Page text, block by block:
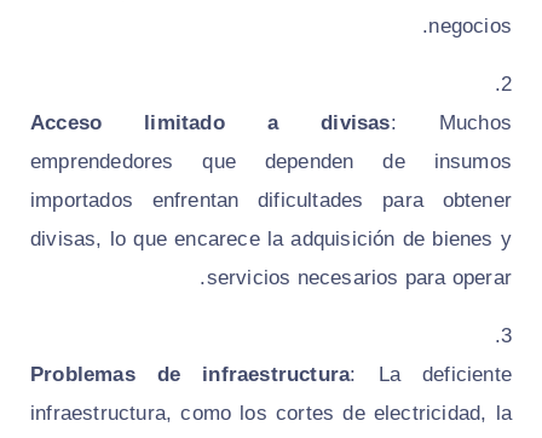
negocios.
Acceso limitado a divisas: Muchos
emprendedores que dependen de insumos
importados enfrentan dificultades para obtener
divisas, lo que encarece la adquisición de bienes y
servicios necesarios para operar.
Problemas de infraestructura: La deficiente
infraestructura, como los cortes de electricidad, la